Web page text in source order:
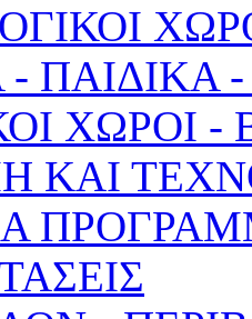
-
ΧΩΡΟΙ
ΚΑΙ